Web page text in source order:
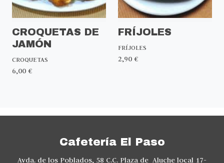
CROQUETAS DE
JAMÓN
CROQUETAS
6,00 €
FRÍJOLES
FRÍJOLES
2,90 €
Cafetería El Paso
Avda. de los Poblados, 58 C.C. Plaza de Aluche local 17-